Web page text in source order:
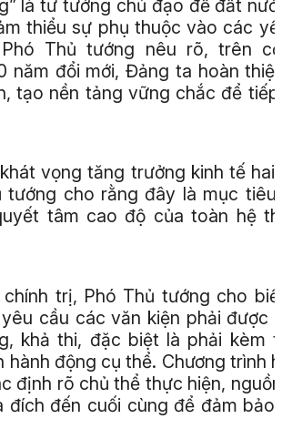
là tư tưởng chủ đạo để đất
thiểu sự phụ thuộc vào các
Thủ tướng nêu rõ, trên
năm đổi mới, Đảng ta hoàn
tạo nền tảng vững chắc để
vọng tăng trưởng kinh tế hai
tướng cho rằng đây là mục tiêu
tâm cao độ của toàn hệ
trị, Phó Thủ tướng cho
cầu các văn kiện phải được
khả thi, đặc biệt là phải kèm
hành động cụ thể. Chương trình
định rõ chủ thể thực hiện,
đích đến cuối cùng để đảm bảo